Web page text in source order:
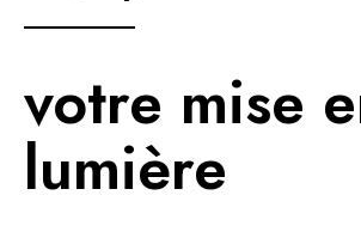
votre mise
lumière